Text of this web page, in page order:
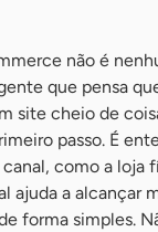
não é
que pensa
site cheio de
passo. É
como a loja
ajuda a alcançar
forma simples.